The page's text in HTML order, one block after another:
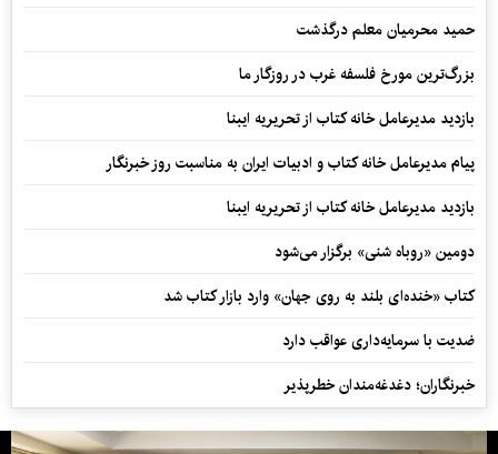
حمید محرمیان معلم درگذشت
بزرگ‌ترین مورخ فلسفه غرب در روزگار ما
بازدید مدیرعامل خانه کتاب از تحریریه ایبنا
پیام مدیرعامل خانه کتاب و ادبیات ایران به مناسبت روز خبرنگار
بازدید مدیرعامل خانه کتاب از تحریریه ایبنا
دومین «روباه شنی» برگزار می‌شود
کتاب «خنده‌ای بلند به روی جهان» وارد بازار کتاب شد
ضدیت با سرمایه‌داری عواقب دارد
خبرنگاران؛ دغدغه‌مندان خطرپذیر